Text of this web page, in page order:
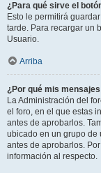
¿Para qué sirve el
Esto le permitirá
tarde. Para recargar un
Usuario.
Arriba
¿Por qué mis
La Administración del
el foro, en el que estas
antes de aprobarlos.
ubicado en un grupo de
antes de aprobarlos.
información al respecto.